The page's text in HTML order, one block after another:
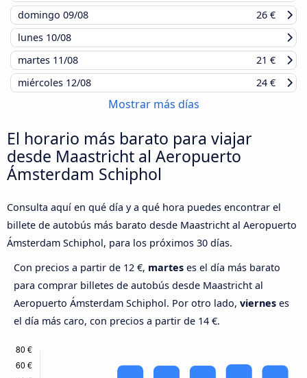
domingo 09/08
26 €
lunes 10/08
martes 11/08
21 €
miércoles 12/08 24 €
Mostrar más días
El horario más barato para viajar
desde Maastricht al Aeropuerto
Ámsterdam Schiphol
Consulta aquí en qué día y a qué hora puedes encontrar el
billete de autobús más barato desde Maastricht al Aeropuerto
Ámsterdam Schiphol, para los próximos 30 días.
Con precios a partir de 12 €, martes es el día más barato
para comprar billetes de autobús desde Maastricht al
Aeropuerto Ámsterdam Schiphol. Por otro lado, viernes es
el día más caro, con precios a partir de 14 €.